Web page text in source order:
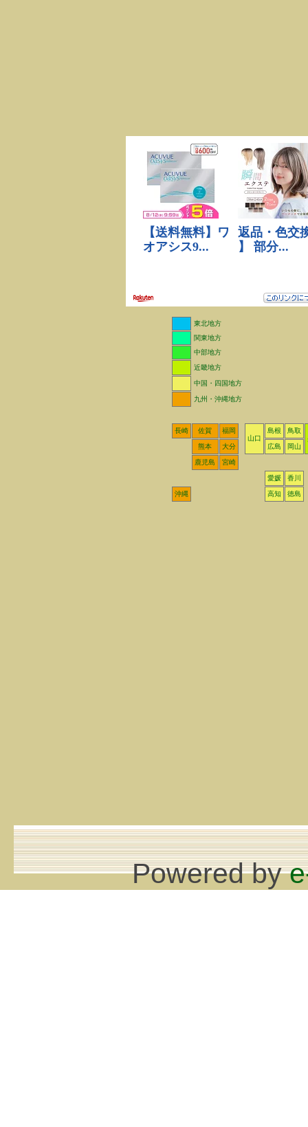
東北地方
関東地方
中部地方
近畿地方
中国・四国地方
九州・沖縄地方
長崎 佐賀
福岡
山口
島根
鳥取
熊本
大分 広島 岡山
鹿児島 宮崎
愛媛 香川
沖縄 高知 徳島
Powered by